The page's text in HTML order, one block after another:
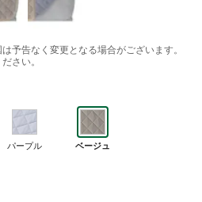
予告なく変更となる場合がございます。
さい。
パープル ベージュ